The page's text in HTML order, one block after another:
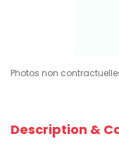
Photos non
Description &